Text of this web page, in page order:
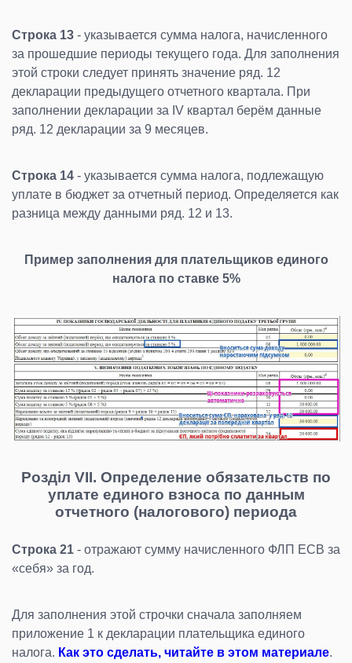
Строка 13 - указывается сумма налога, начисленного
за прошедшие периоды текущего года. Для заполнения
этой строки следует принять значение ряд. 12
декларации предыдущего отчетного квартала. При
заполнении декларации за IV квартал берём данные
ряд. 12 декларации за 9 месяцев.
Строка 14 - указывается сумма налога, подлежащую
уплате в бюджет за отчетный период. Определяется как
разница между данными ряд. 12 и 13.
Пример заполнения для плательщиков единого
налога по ставке 5%
Розділ VII. Определение обязательств по
уплате единого взноса по данным
отчетного (налогового) периода
Строка 21 - отражают сумму начисленного ФЛП ЕСВ за
«себя» за год.
Для заполнения этой строчки сначала заполняем
приложение 1 к декларации плательщика единого
налога. Как это сделать, читайте в этом материале.